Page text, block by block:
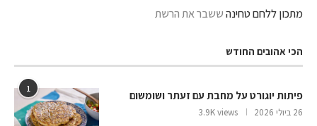
מתכון ללחם טחינהששבר את הרשת
הכי אהובים החודש
1
פיתות יוגורט על מחבת עם זעתר ושומשום
26 ביולי 2026 3.9K views